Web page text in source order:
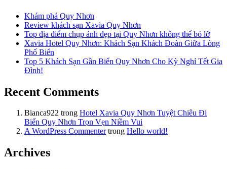
Khám phá Quy Nhơn
Review khách sạn Xavia Quy Nhơn
Top địa điểm chụp ảnh đẹp tại Quy Nhơn không thể bỏ lỡ
Xavia Hotel Quy Nhơn: Khách Sạn Khách Đoàn Giữa Lòng
Phố Biển
Top 5 Khách Sạn Gần Biển Quy Nhơn Cho Kỳ Nghỉ Tết Gia
Đình!
Recent Comments
Bianca922 trong Hotel Xavia Quy Nhơn Tuyệt Chiêu Đi
Biển Quy Nhơn Trọn Vẹn Niềm Vui
A WordPress Commentertrong Hello world!
Archives